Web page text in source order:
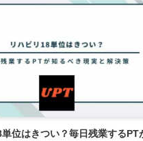
単位はきつい？毎日残業するPT